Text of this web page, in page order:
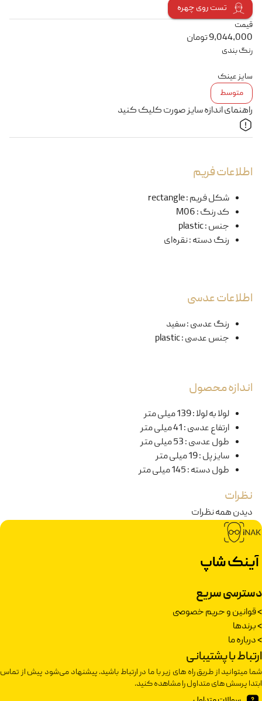
تست روی چهره
قیمت
9,044,000تومان
رنگ بندی
سایز عینک
متوسط
راهنمای اندازه سایز صورت کلیک کنید
اطلاعات فریم
شکل فریم:
rectangle
کد رنگ:
M06
جنس:
plastic
رنگ دسته:نقره‌ای
اطلاعات عدسی
رنگ عدسی:سفید
جنس عدسی:
plastic
اندازه محصول
لولا به لولا:139 میلی متر
ارتفاع عدسی:41 میلی متر
طول عدسی:53 میلی متر
سایز پل:19 میلی متر
طول دسته:145 میلی متر
نظرات
دیدن همه نظرات
آینک شاپ
دسترسی سریع
>قوانین و حریم خصوصی
>برندها
>درباره ما
ارتباط با پشتیبانی
شما میتوانید از طریق راه های زیر با ما در ارتباط باشید. پیشنهاد می‌شود پیش از تماس
ابتدا پرسش های متداول را مشاهده کنید.